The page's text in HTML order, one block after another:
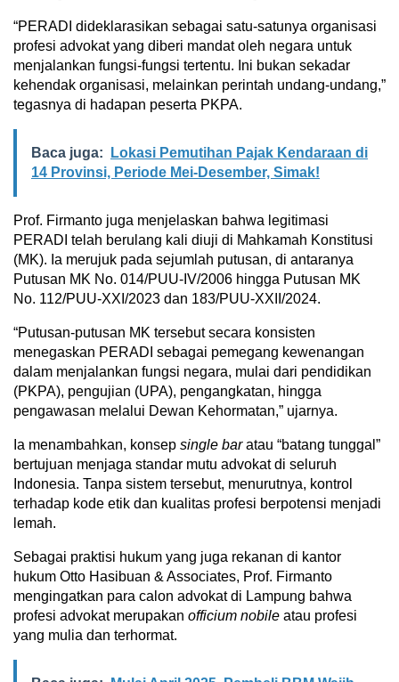
“PERADI dideklarasikan sebagai satu-satunya organisasi
profesi advokat yang diberi mandat oleh negara untuk
menjalankan fungsi-fungsi tertentu. Ini bukan sekadar
kehendak organisasi, melainkan perintah undang-undang,”
tegasnya di hadapan peserta PKPA.
Baca juga:
Lokasi Pemutihan Pajak Kendaraan di
14 Provinsi, Periode Mei-Desember, Simak!
Prof. Firmanto juga menjelaskan bahwa legitimasi
PERADI telah berulang kali diuji di Mahkamah Konstitusi
(MK). Ia merujuk pada sejumlah putusan, di antaranya
Putusan MK No. 014/PUU-IV/2006 hingga Putusan MK
No. 112/PUU-XXI/2023 dan 183/PUU-XXII/2024.
“Putusan-putusan MK tersebut secara konsisten
menegaskan PERADI sebagai pemegang kewenangan
dalam menjalankan fungsi negara, mulai dari pendidikan
(PKPA), pengujian (UPA), pengangkatan, hingga
pengawasan melalui Dewan Kehormatan,” ujarnya.
Ia menambahkan, konsep single baratau “batang tunggal”
bertujuan menjaga standar mutu advokat di seluruh
Indonesia. Tanpa sistem tersebut, menurutnya, kontrol
terhadap kode etik dan kualitas profesi berpotensi menjadi
lemah.
Sebagai praktisi hukum yang juga rekanan di kantor
hukum Otto Hasibuan & Associates, Prof. Firmanto
mengingatkan para calon advokat di Lampung bahwa
profesi advokat merupakan officium nobile atau profesi
yang mulia dan terhormat.